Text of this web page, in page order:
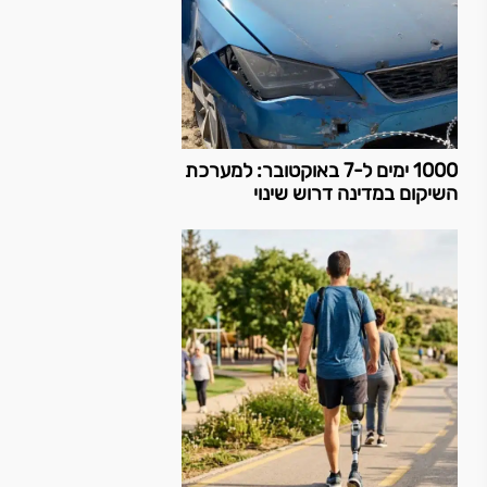
1000 ימים ל-7 באוקטובר: למערכת
השיקום במדינה דרוש שינוי